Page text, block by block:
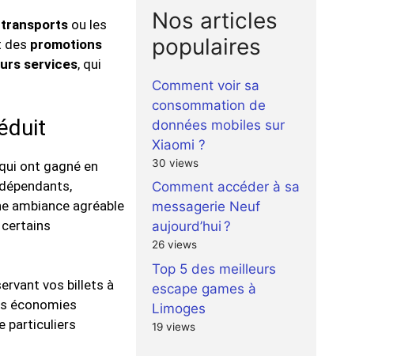
Nos articles
populaires
Comment voir sa
consommation de
données mobiles sur
Xiaomi ?
30 views
Comment accéder à sa
messagerie Neuf
aujourd’hui ?
26 views
Top 5 des meilleurs
escape games à
Limoges
19 views
transports ou les
des promotions
services, qui
qui ont gagné en
ambiance agréable
vos billets à
économies
particuliers